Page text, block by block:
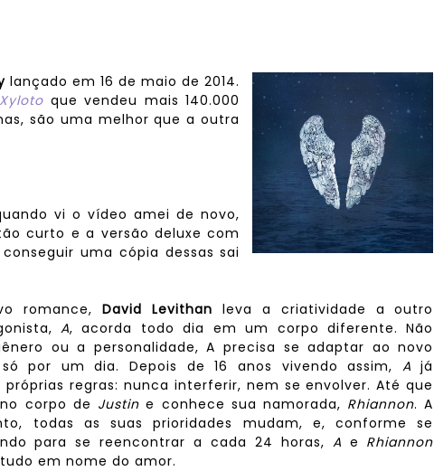
lançado em 16 de maio de 2014.
que vendeu mais 140.000
são uma melhor que a outra
vi o vídeo amei de novo,
curto e a versão deluxe com
uma cópia dessas sai
romance,David Levithan leva a criatividade a outro
A, acorda todo dia em um corpo diferente. Não
ou a personalidade, A precisa se adaptar ao novo
por um dia. Depois de 16 anos vivendo assim, A já
regras: nunca interferir, nem se envolver. Até que
corpo de Justin e conhece sua namorada, Rhiannon. A
todas as suas prioridades mudam, e, conforme se
para se reencontrar a cada 24 horas, A e Rhiannon
em nome do amor.